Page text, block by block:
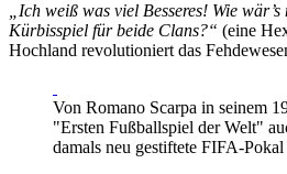
„Ich weiß was viel Besseres! Wie
Kürbisspiel für beide Clans?“ (eine
Hochland revolutioniert das
Von Romano Scarpa in seinem
"Ersten Fußballspiel der Welt"
damals neu gestiftete FIFA-